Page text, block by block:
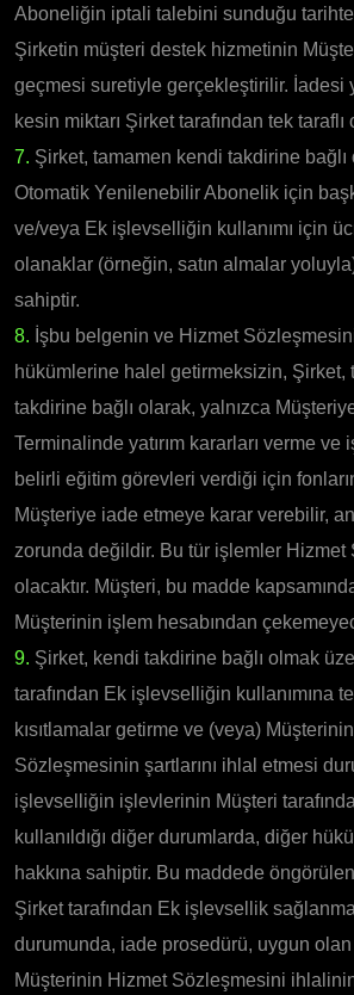
Aboneliğin iptali talebini sunduğu tarihte
Şirketin müşteri destek hizmetinin
geçmesi suretiyle gerçekleştirilir. İadesi
kesin miktarı Şirket tarafından tek
7. Şirket, tamamen kendi takdirine bağlı
Otomatik Yenilenebilir Abonelik için
ve/veya Ek işlevselliğin kullanımı için
olanaklar (örneğin, satın almalar
sahiptir.
8. İşbu belgenin ve Hizmet
hükümlerine halel getirmeksizin, Şirket,
takdirine bağlı olarak, yalnızca
Terminalinde yatırım kararları verme
belirli eğitim görevleri verdiği için fonların
Müşteriye iade etmeye karar verebilir,
zorunda değildir. Bu tür işlemler Hizmet
olacaktır. Müşteri, bu madde
Müşterinin işlem hesabından
9. Şirket, kendi takdirine bağlı olmak
tarafından Ek işlevselliğin kullanımına
kısıtlamalar getirme ve (veya)
Sözleşmesinin şartlarını ihlal etmesi
işlevselliğin işlevlerinin Müşteri
kullanıldığı diğer durumlarda, diğer
hakkına sahiptir. Bu maddede
Şirket tarafından Ek işlevsellik
durumunda, iade prosedürü, uygun
Müşterinin Hizmet Sözleşmesini